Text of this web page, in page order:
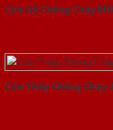
Cửa Gỗ Chống Cháy
Cửa Thép Chống Cháy